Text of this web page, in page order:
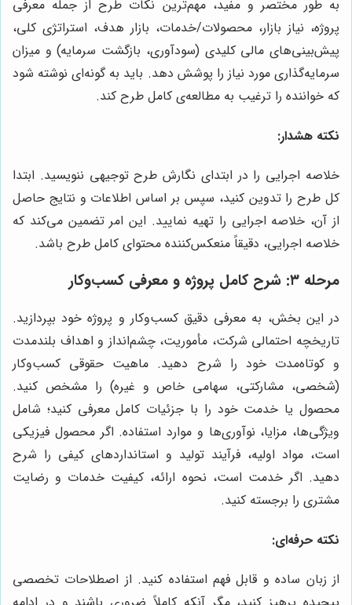
به طور مختصر و مفید، مهم‌ترین نکات طرح از جمله معرفی
پروژه، نیاز بازار، محصولات/خدمات، بازار هدف، استراتژی کلی،
پیش‌بینی‌های مالی کلیدی (سودآوری، بازگشت سرمایه) و میزان
سرمایه‌گذاری مورد نیاز را پوشش دهد. باید به گونه‌ای نوشته شود
که خواننده را ترغیب به مطالعه‌ی کامل طرح کند.
نکته هشدار:
خلاصه اجرایی را در ابتدای نگارش طرح توجیهی ننویسید. ابتدا
کل طرح را تدوین کنید، سپس بر اساس اطلاعات و نتایج حاصل
از آن، خلاصه اجرایی را تهیه نمایید. این امر تضمین می‌کند که
خلاصه اجرایی، دقیقاً منعکس‌کننده محتوای کامل طرح باشد.
مرحله ۳: شرح کامل پروژه و معرفی کسب‌وکار
در این بخش، به معرفی دقیق کسب‌وکار و پروژه خود بپردازید.
تاریخچه احتمالی شرکت، مأموریت، چشم‌انداز و اهداف بلندمدت
و کوتاه‌مدت خود را شرح دهید. ماهیت حقوقی کسب‌وکار
(شخصی، مشارکتی، سهامی خاص و غیره) را مشخص کنید.
محصول یا خدمت خود را با جزئیات کامل معرفی کنید؛ شامل
ویژگی‌ها، مزایا، نوآوری‌ها و موارد استفاده. اگر محصول فیزیکی
است، مواد اولیه، فرآیند تولید و استانداردهای کیفی را شرح
دهید. اگر خدمت است، نحوه ارائه، کیفیت خدمات و رضایت
مشتری را برجسته کنید.
نکته حرفه‌ای:
از زبان ساده و قابل فهم استفاده کنید. از اصطلاحات تخصصی